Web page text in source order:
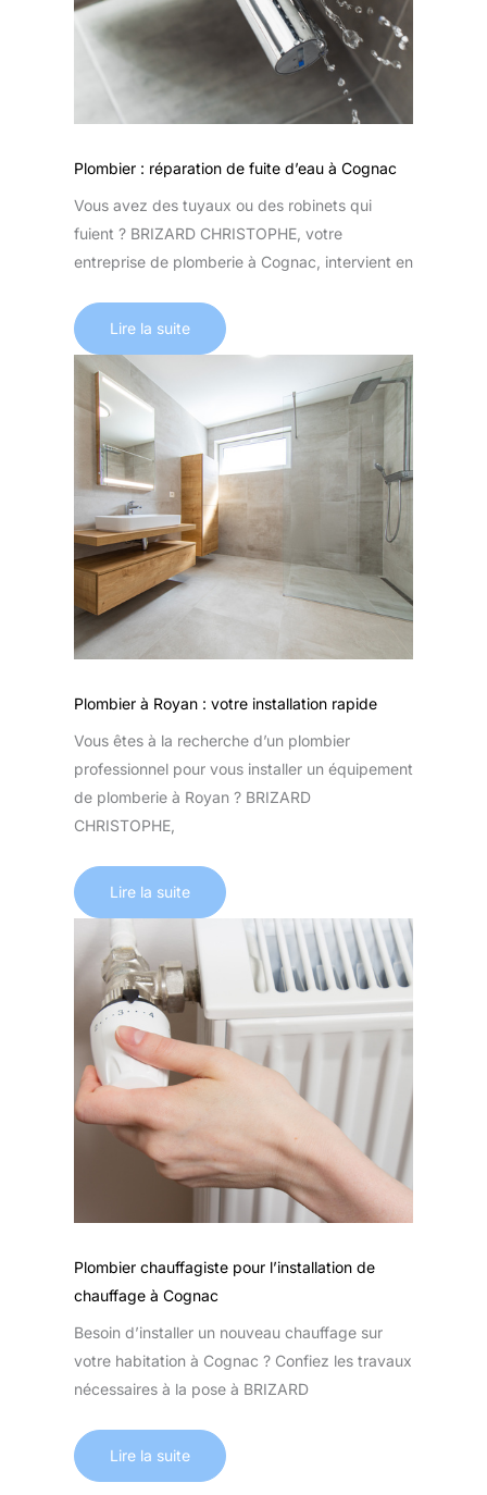
Plombier : réparation de fuite d’eau à Cognac
Vous avez des tuyaux ou des robinets qui
fuient ? BRIZARD CHRISTOPHE, votre
entreprise de plomberie à Cognac, intervient en
Lire la suite
Plombier à Royan : votre installation rapide
Vous êtes à la recherche d’un plombier
professionnel pour vous installer un équipement
de plomberie à Royan ? BRIZARD
CHRISTOPHE,
Lire la suite
Plombier chauffagiste pour l’installation de
chauffage à Cognac
Besoin d’installer un nouveau chauffage sur
votre habitation à Cognac ? Confiez les travaux
nécessaires à la pose à BRIZARD
Lire la suite